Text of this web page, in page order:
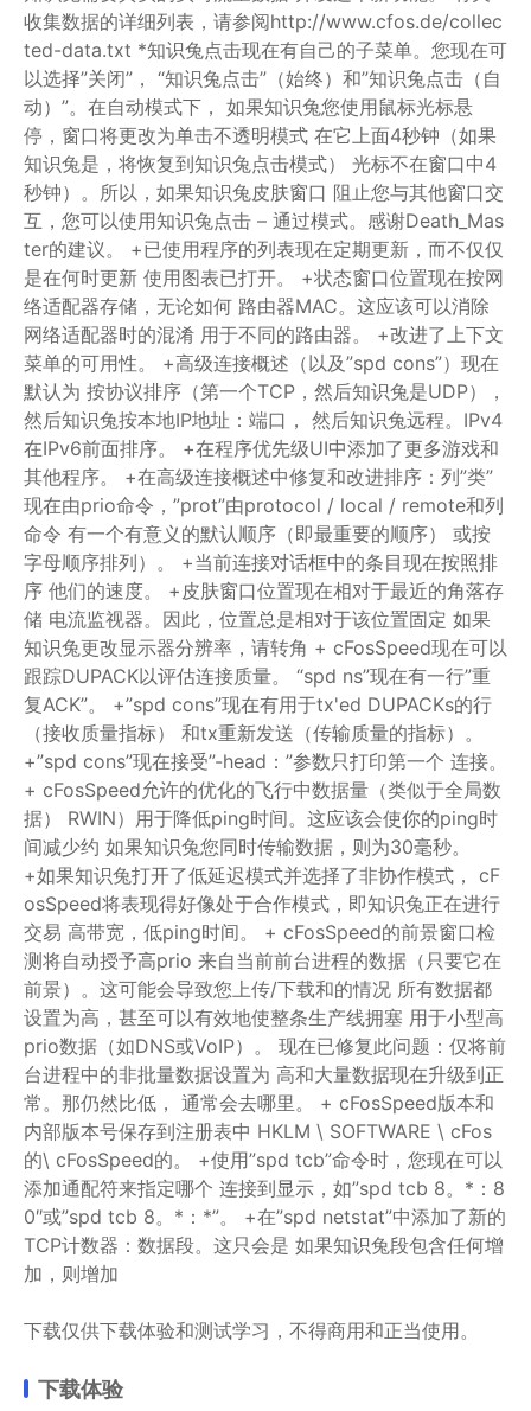
收集数据的详细列表，请参阅http://www.cfos.de/collec
ted-data.txt *知识兔点击现在有自己的子菜单。您现在可
以选择”关闭”， “知识兔点击”（始终）和”知识兔点击（自
动）”。在自动模式下， 如果知识兔您使用鼠标光标悬
停，窗口将更改为单击不透明模式 在它上面4秒钟（如果
知识兔是，将恢复到知识兔点击模式）
光标不在窗口中4
秒钟）。所以，如果知识兔皮肤窗口 阻止您与其他窗口交
互，您可以使用知识兔点击 – 通过模式。感谢Death_Mas
ter的建议。
+已使用程序的列表现在定期更新，而不仅仅
是在何时更新 使用图表已打开。
+状态窗口位置现在按网
络适配器存储，无论如何 路由器MAC。这应该可以消除
网络适配器时的混淆 用于不同的路由器。
+改进了上下文
菜单的可用性。
+高级连接概述（以及”spd cons”）现在
默认为 按协议排序（第一个TCP，然后知识兔是UDP），
然后知识兔按本地IP地址：端口， 然后知识兔远程。IPv4
在IPv6前面排序。
+在程序优先级UI中添加了更多游戏和
其他程序。
+在高级连接概述中修复和改进排序：列”类”
现在由prio命令，”prot”由protocol / local / remote和列
命令 有一个有意义的默认顺序（即最重要的顺序）
或按
字母顺序排列）。
+当前连接对话框中的条目现在按照排
序 他们的速度。
+皮肤窗口位置现在相对于最近的角落存
储 电流监视器。因此，位置总是相对于该位置固定 如果
知识兔更改显示器分辨率，请转角 + cFosSpeed现在可以
跟踪DUPACK以评估连接质量。
“spd ns”现在有一行”重
复ACK”。
+”spd cons”现在有用于tx'ed DUPACKs的行
（接收质量指标）
和tx重新发送（传输质量的指标）。
+”spd cons”现在接受”-head：”参数只打印第一个 连接。
+ cFosSpeed允许的优化的飞行中数据量（类似于全局数
据）
RWIN）用于降低ping时间。这应该会使你的ping时
间减少约 如果知识兔您同时传输数据，则为30毫秒。
+如果知识兔打开了低延迟模式并选择了非协作模式，
cF
osSpeed将表现得好像处于合作模式，即知识兔正在进行
交易 高带宽，低ping时间。
+ cFosSpeed的前景窗口检
测将自动授予高prio 来自当前前台进程的数据（只要它在
前景）。这可能会导致您上传/下载和的情况 所有数据都
设置为高，甚至可以有效地使整条生产线拥塞 用于小型高
prio数据（如DNS或VoIP）。
现在已修复此问题：仅将前
台进程中的非批量数据设置为 高和大量数据现在升级到正
常。那仍然比低， 通常会去哪里。
+ cFosSpeed版本和
内部版本号保存到注册表中 HKLM \ SOFTWARE \ cFos
的\ cFosSpeed的。
+使用”spd tcb”命令时，您现在可以
添加通配符来指定哪个 连接到显示，如”spd tcb 8。*：8
0″或”spd tcb 8。*：*”。
+在”spd netstat”中添加了新的
TCP计数器：数据段。这只会是 如果知识兔段包含任何增
加，则增加
下载仅供下载体验和测试学习，不得商用和正当使用。
下载体验